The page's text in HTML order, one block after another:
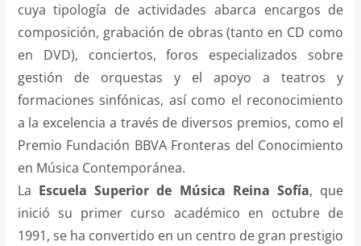
cuya tipología de actividades abarca encargos de
composición, grabación de obras (tanto en CD como
en DVD), conciertos, foros especializados sobre
gestión de orquestas y el apoyo a teatros y
formaciones sinfónicas, así como el reconocimiento
a la excelencia a través de diversos premios, como el
Premio Fundación BBVA Fronteras del Conocimiento
en Música Contemporánea.
La Escuela Superior de Música Reina Sofía, que
inició su primer curso académico en octubre de
1991, se ha convertido en un centro de gran prestigio